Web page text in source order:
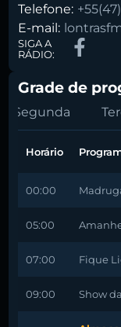
Telefone:
E-mail:
SIGA A
RÁDIO:
Grade de
Segunda
Horário
00:00
05:00
07:00 Fique
09:00 Show